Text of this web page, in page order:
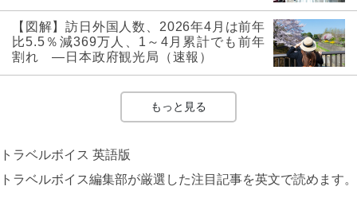
【図解】訪日外国人数、2026年4月は前年
比5.5％減369万人、1～4月累計でも前年
割れ ―日本政府観光局（速報）
もっと見る
トラベルボイス 英語版
トラベルボイス編集部が厳選した注目記事を英文で読めます。